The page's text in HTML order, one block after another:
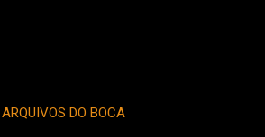
ARQUIVOS DO BOCA